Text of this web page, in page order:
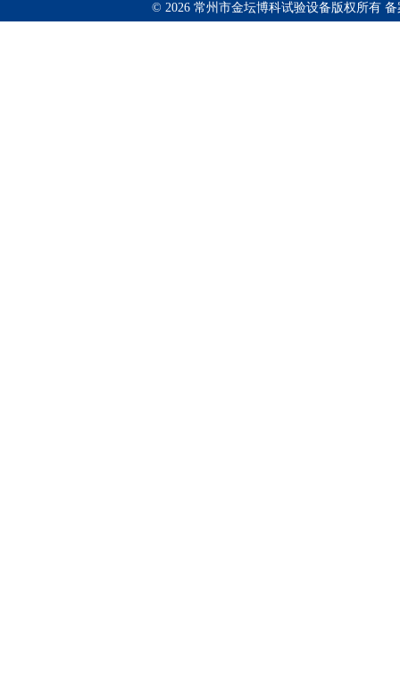
© 2026 常州市金坛博科试验设备版权所有 备